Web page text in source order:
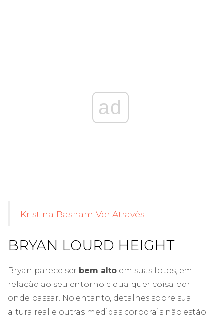
ad
Kristina Basham Ver Através
BRYAN LOURD HEIGHT
Bryan parece ser bem alto em suas fotos, em
relação ao seu entorno e qualquer coisa por
onde passar. No entanto, detalhes sobre sua
altura real e outras medidas corporais não estão